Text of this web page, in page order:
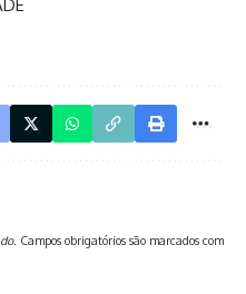
Campos obrigatórios são marcados com